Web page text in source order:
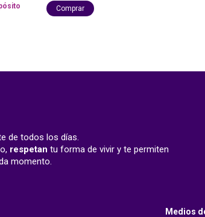
Comprar
de todos los días.
respetan tu forma de vivir y te permiten
momento.
Medios